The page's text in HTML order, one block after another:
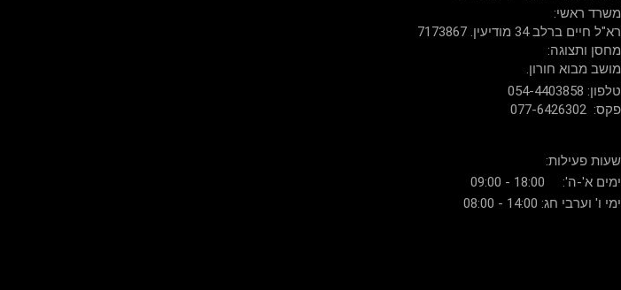
:משרד ראשי
רא"ל חיים ברלב 34 מודיעין. 7173867
:מחסן ותצוגה
.מושב מבוא חורון
054-4403858 :טלפון
077-6426302 :פקס
:שעות פעילות
ימים א'-ה': 18:00 - 09:00
ימי ו' וערבי חג: 14:00 - 08:00